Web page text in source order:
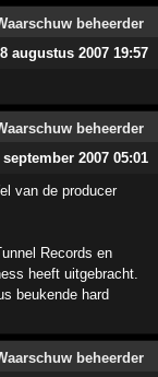
augustus 2007 19:57
september 2007 05:01
van de producer
Records en
heeft uitgebracht.
beukende hard